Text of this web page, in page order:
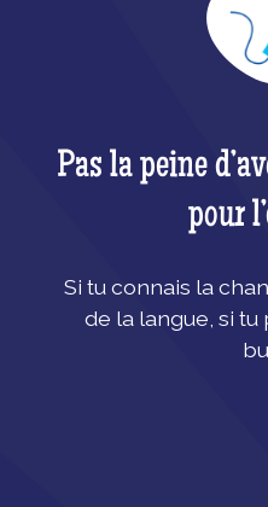
Pas la peine
pour
Si tu connais la
de la langue, si tu